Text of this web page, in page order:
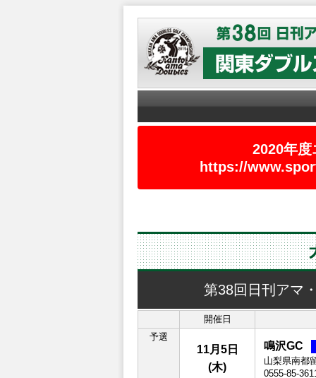
2020年度
https://
第38回日刊アマ
開催日
予選
11月5日
(木)
鳴沢GC
山梨県南都
0555-85-